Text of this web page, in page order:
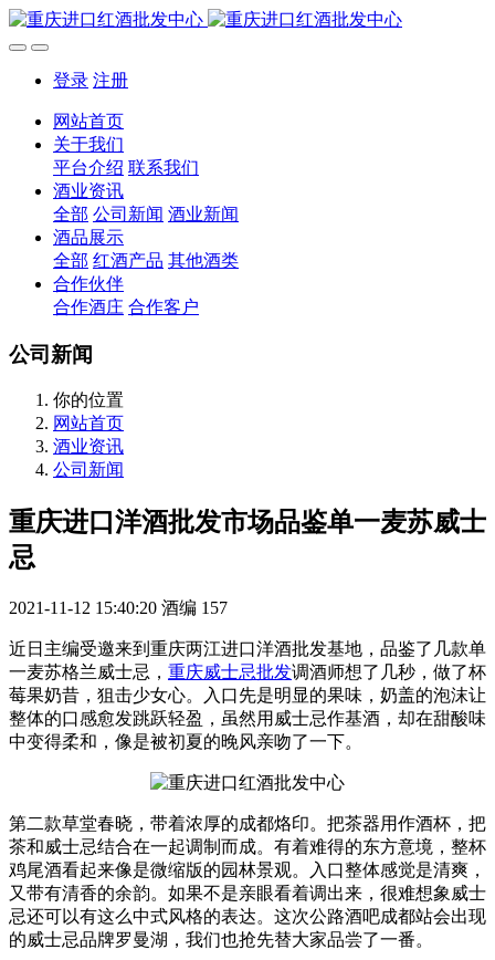
登录 注册
网站首页
关于我们
平台介绍 联系我们
酒业资讯
全部 公司新闻 酒业新闻
酒品展示
全部 红酒产品 其他酒类
合作伙伴
合作酒庄 合作客户
公司新闻
你的位置
网站首页
酒业资讯
公司新闻
重庆进口洋酒批发市场品鉴单一麦苏威士
忌
2021-11-12 15:40:20 酒编 157
近日主编受邀来到重庆两江进口洋酒批发基地，品鉴了几款单
一麦苏格兰威士忌， 重庆威士忌批发调酒师想了几秒，做了杯
莓果奶昔，狙击少女心。入口先是明显的果味，奶盖的泡沫让
整体的口感愈发跳跃轻盈，虽然用威士忌作基酒，却在甜酸味
中变得柔和，像是被初夏的晚风亲吻了一下。
第二款草堂春晓，带着浓厚的成都烙印。把茶器用作酒杯，把
茶和威士忌结合在一起调制而成。有着难得的东方意境，整杯
鸡尾酒看起来像是微缩版的园林景观。入口整体感觉是清爽，
又带有清香的余韵。如果不是亲眼看着调出来，很难想象威士
忌还可以有这么中式风格的表达。这次公路酒吧成都站会出现
的威士忌品牌罗曼湖，我们也抢先替大家品尝了一番。